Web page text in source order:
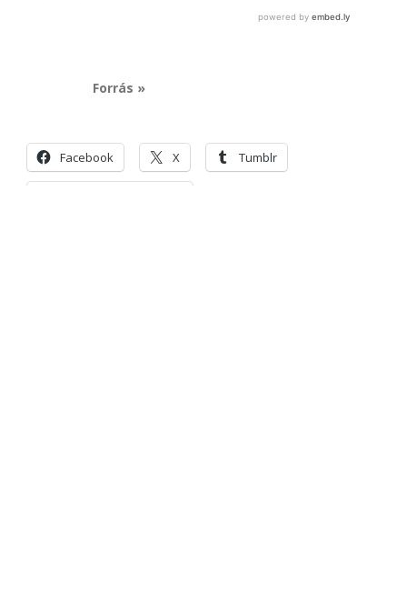
Forrás »
Facebook X Tumblr